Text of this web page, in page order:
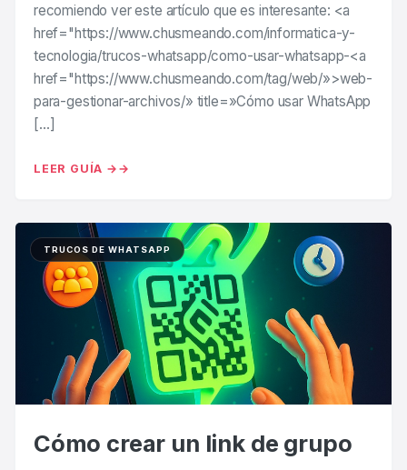
recomiendo ver este artículo que es interesante: <a
href="https://www.chusmeando.com/informatica-y-
tecnologia/trucos-whatsapp/como-usar-whatsapp-<a
href="https://www.chusmeando.com/tag/web/»>web-
para-gestionar-archivos/» title=»Cómo usar WhatsApp
[…]
LEER GUÍA →
TRUCOS DE WHATSAPP
Cómo crear un link de grupo